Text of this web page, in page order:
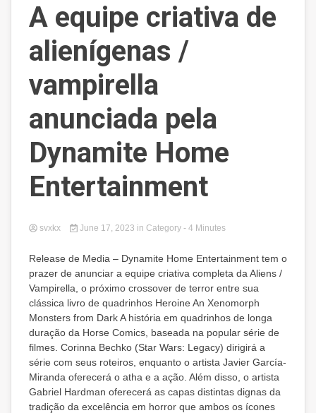
A equipe criativa de
alienígenas /
vampirella
anunciada pela
Dynamite Home
Entertainment
svxkx June 17, 2023 in Category - 4 Minutes
Release de Media – Dynamite Home Entertainment tem o
prazer de anunciar a equipe criativa completa da Aliens /
Vampirella, o próximo crossover de terror entre sua
clássica livro de quadrinhos Heroine An Xenomorph
Monsters from Dark A história em quadrinhos de longa
duração da Horse Comics, baseada na popular série de
filmes. Corinna Bechko (Star Wars: Legacy) dirigirá a
série com seus roteiros, enquanto o artista Javier García-
Miranda oferecerá o atha e a ação. Além disso, o artista
Gabriel Hardman oferecerá as capas distintas dignas da
tradição da excelência em horror que ambos os ícones